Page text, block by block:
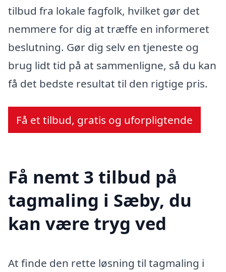
tilbud fra lokale fagfolk, hvilket gør det
nemmere for dig at træffe en informeret
beslutning. Gør dig selv en tjeneste og
brug lidt tid på at sammenligne, så du kan
få det bedste resultat til den rigtige pris.
Få et tilbud, gratis og uforpligtende
Få nemt 3 tilbud på
tagmaling i Sæby, du
kan være tryg ved
At finde den rette løsning til tagmaling i